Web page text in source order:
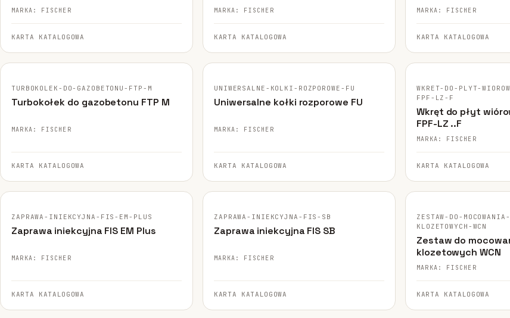
MARKA: FISCHER
KARTA KATALOGOWA
MARKA: FISCHER
KARTA KATALOGOWA
MARKA: FISCHER
KARTA KATALOGOWA
FISCHER · ORYGINALNE ZDJĘCIE
TURBOKOLEK-DO-GAZOBETONU-FTP-M
Turbokołek do gazobetonu FTP M
MARKA: FISCHER
KARTA KATALOGOWA
FISCHER · ORYGINALNE ZDJĘCIE
UNIWERSALNE-KOLKI-ROZPOROWE-FU
Uniwersalne kołki rozporowe FU
MARKA: FISCHER
KARTA KATALOGOWA
FISCHER · ORYGINALNE
WKRET-DO-PLYT-
FPF-LZ-F
Wkręt do płyt
FPF-LZ ..F
MARKA: FISCHER
KARTA KATALOGOWA
FISCHER · ORYGINALNE ZDJĘCIE
ZAPRAWA-INIEKCYJNA-FIS-EM-PLUS
Zaprawa iniekcyjna FIS EM Plus
MARKA: FISCHER
KARTA KATALOGOWA
FISCHER · ORYGINALNE ZDJĘCIE
ZAPRAWA-INIEKCYJNA-FIS-SB
Zaprawa iniekcyjna FIS SB
MARKA: FISCHER
KARTA KATALOGOWA
FISCHER · ORYGINALNE
ZESTAW-DO-
KLOZETOWYCH-WCN
Zestaw do
klozetowych WCN
MARKA: FISCHER
KARTA KATALOGOWA